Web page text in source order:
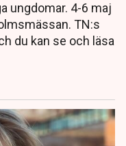
ungdomar. 4-6 maj
TN:s
du kan se och läsa